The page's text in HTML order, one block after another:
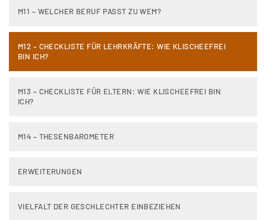
M11 – WELCHER BERUF PASST ZU WEM?
M12 – CHECKLISTE FÜR LEHRKRÄFTE: WIE KLISCHEEFREI
BIN ICH?
M13 – CHECKLISTE FÜR ELTERN: WIE KLISCHEEFREI BIN
ICH?
M14 – THESENBAROMETER
ERWEITERUNGEN
VIELFALT DER GESCHLECHTER EINBEZIEHEN